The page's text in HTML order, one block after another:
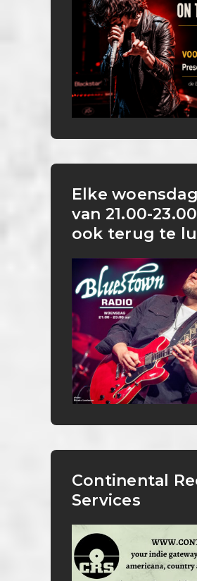
Elke
van 21.00-
ook terug te
Continental
Services